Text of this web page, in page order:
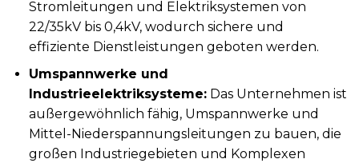
Stromleitungen und Elektriksystemen von
22/35kV bis 0,4kV, wodurch sichere und
effiziente Dienstleistungen geboten werden.
Umspannwerke und
Industrieelektriksysteme:Das Unternehmen ist
außergewöhnlich fähig, Umspannwerke und
Mittel-Niederspannungsleitungen zu bauen, die
großen Industriegebieten und Komplexen